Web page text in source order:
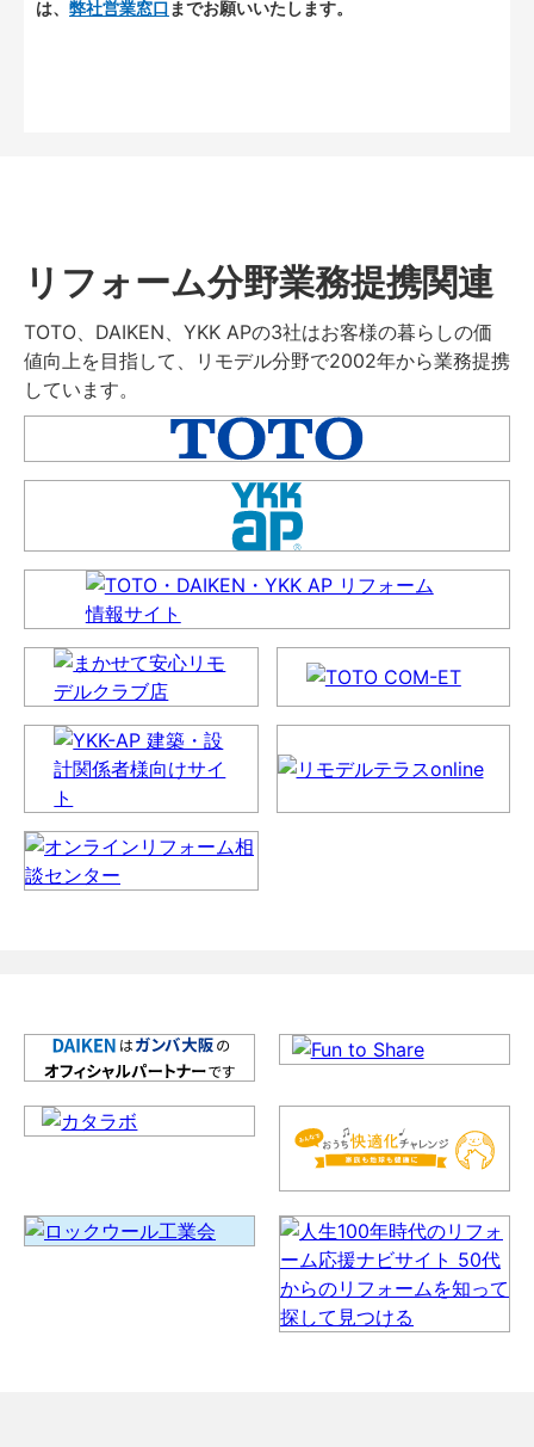
は、 弊社営業窓口 までお願いいたします。
リフォーム分野業務提携関連
TOTO、DAIKEN、YKK APの3社はお客様の暮らしの価
値向上を目指して、リモデル分野で2002年から業務提携
しています。